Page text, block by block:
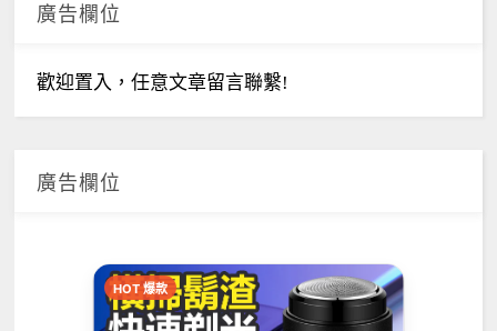
廣告欄位
歡迎置入，任意文章留言聯繫!
廣告欄位
HOT 爆款